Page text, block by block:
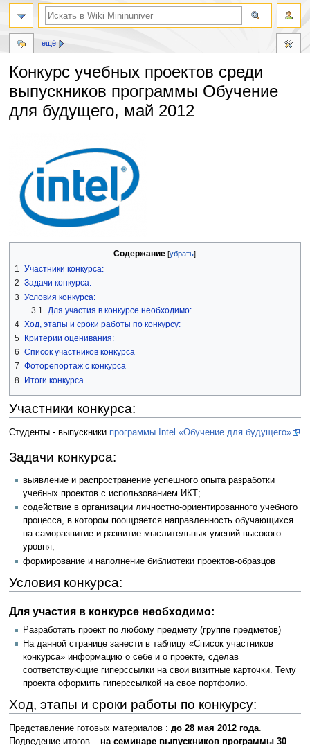
Конкурс учебных проектов среди
выпускников программы Обучение
для будущего, май 2012
навигации
Содержание
1 Участники конкурса:
2 Задачи конкурса:
3 Условия конкурса:
3.1
Для участия в конкурсе необходимо:
4 Ход, этапы и сроки работы по конкурсу:
5
Критерии оценивания:
6 Список участников конкурса
7 Фоторепортаж с конкурса
8 Итоги конкурса
Участники конкурса:
Студенты - выпускники программы Intel «Обучение для будущего»
Задачи конкурса:
выявление и распространение успешного опыта разработки
учебных проектов с использованием ИКТ;
содействие в организации личностно-ориентированного учебного
процесса, в котором поощряется направленность обучающихся
на саморазвитие и развитие мыслительных умений высокого
уровня;
формирование и наполнение библиотеки проектов-образцов
Условия конкурса:
Для участия в конкурсе необходимо:
Разработать проект по любому предмету (группе предметов)
На данной странице занести в таблицу «Список участников
конкурса» информацию о себе и о проекте, сделав
соответствующие гиперссылки на свои визитные карточки. Тему
проекта оформить гиперссылкой на свое портфолио.
Ход, этапы и сроки работы по конкурсу:
Представление готовых материалов : до 28 мая 2012 года.
Подведение итогов – на семинаре выпускников программы 30
ещё